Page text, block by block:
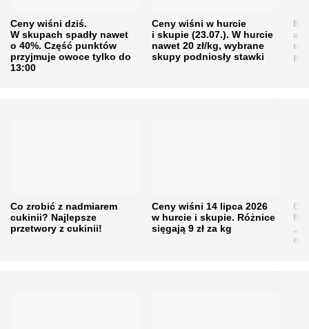
Ceny wiśni dziś.
W skupach spadły nawet
o 40%. Część punktów
przyjmuje owoce tylko do
13:00
Ceny wiśni w hurcie
i skupie (23.07.). W hurcie
nawet 20 zł/kg, wybrane
skupy podniosły stawki
Co zrobić z nadmiarem
cukinii? Najlepsze
przetwory z cukinii!
Ceny wiśni 14 lipca 2026
w hurcie i skupie. Różnice
sięgają 9 zł za kg